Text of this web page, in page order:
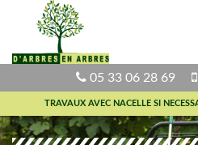
05 33 06 28 69
TRAVAUX AVEC NACELLE SI